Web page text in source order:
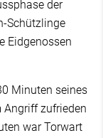
der
Schützlinge
Eidgenossen
Minuten seines
Angriff zufrieden
war Torwart